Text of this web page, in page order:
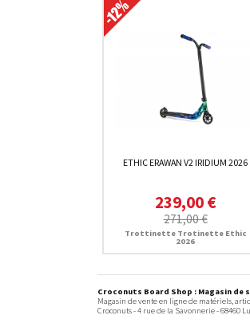
ETHIC ERAWAN V2 IRIDIUM 2026
239,00 €
271,00 €
Trottinette Trotinette Ethic
2026
Croconuts Board Shop : Magasin
Magasin de vente en ligne de matériels,
Croconuts -4 rue de la Savonnerie-68460